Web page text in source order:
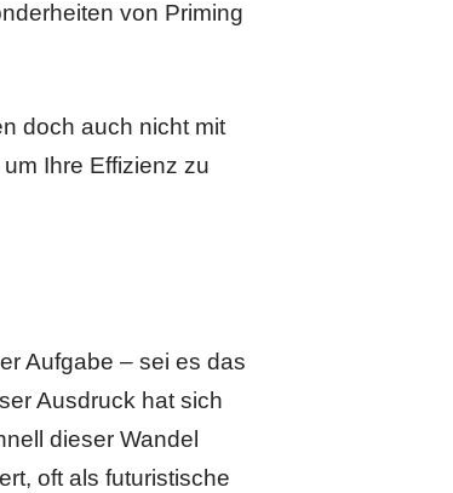
von Priming
doch auch nicht mit
Ihre Effizienz zu
Aufgabe – sei es das
Ausdruck hat sich
dieser Wandel
oft als futuristische